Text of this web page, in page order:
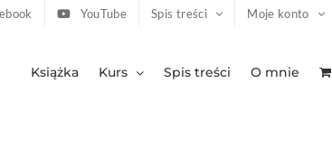
YouTube Spis treści Moje konto
Książka Kurs Spis treści O mnie